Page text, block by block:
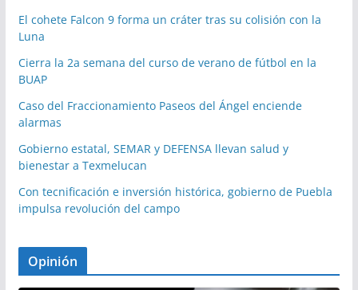
El cohete Falcon 9 forma un cráter tras su colisión con la
Luna
Cierra la 2a semana del curso de verano de fútbol en la
BUAP
Caso del Fraccionamiento Paseos del Ángel enciende
alarmas
Gobierno estatal, SEMAR y DEFENSA llevan salud y
bienestar a Texmelucan
Con tecnificación e inversión histórica, gobierno de Puebla
impulsa revolución del campo
Opinión